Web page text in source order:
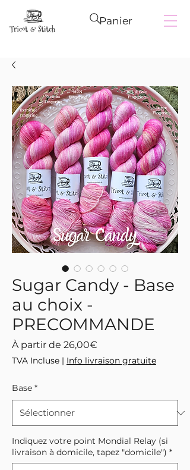
Panier
Sugar Candy - Base
au choix -
PRECOMMANDE
À partir de 26,00€
promotionnel
TVA Incluse | Info livraison gratuite
Base *
Indiquez votre point Mondial Relay (si
livraison à domicile, tapez "domicile") *